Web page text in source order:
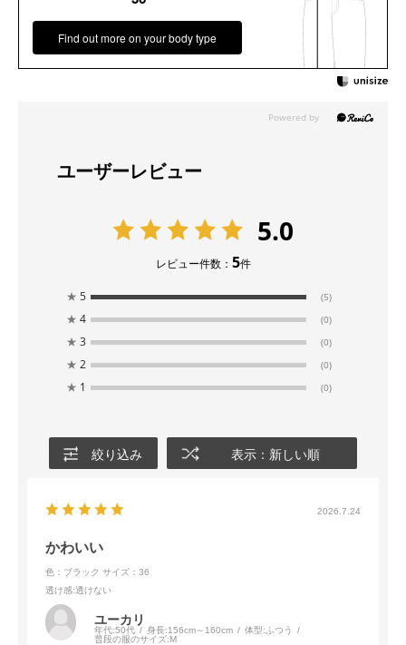
Find out more on your body type
ユーザーレビュー
5.0
レビュー件数： 5件
★ 5 (5)
★ 4 (0)
★ 3 (0)
★ 2 (0)
★ 1 (0)
絞り込み 表示：新しい順
2026.7.24
かわいい
色：ブラック サイズ：36
透け感:透けない
ユーカリ
年代:50代 身長:156cm～160cm 体型: ふつう
普段の服のサイズ:M